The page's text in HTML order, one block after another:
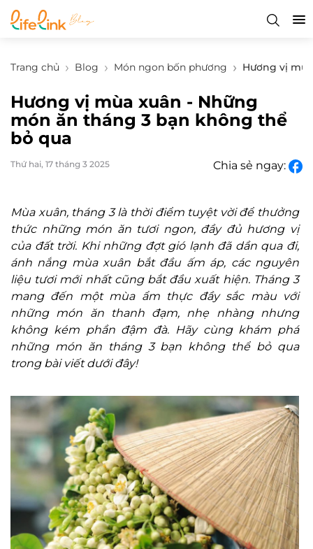
Trang chủ Blog Món ngon bốn phương Hương vị
Hương vị mùa xuân - Những
món ăn tháng 3 bạn không thể
bỏ qua
Thứ hai, 17 tháng 3 2025 Chia sẻ ngay:
Mùa xuân, tháng 3 là thời điểm tuyệt vời để thưởng
thức những món ăn tươi ngon, đầy đủ hương vị
của đất trời. Khi những đợt gió lạnh đã dần qua đi,
ánh nắng mùa xuân bắt đầu ấm áp, các nguyên
liệu tươi mới nhất cũng bắt đầu xuất hiện. Tháng 3
mang đến một mùa ẩm thực đầy sắc màu với
những món ăn thanh đạm, nhẹ nhàng nhưng
không kém phần đậm đà. Hãy cùng khám phá
những món ăn tháng 3 bạn không thể bỏ qua
trong bài viết dưới đây!